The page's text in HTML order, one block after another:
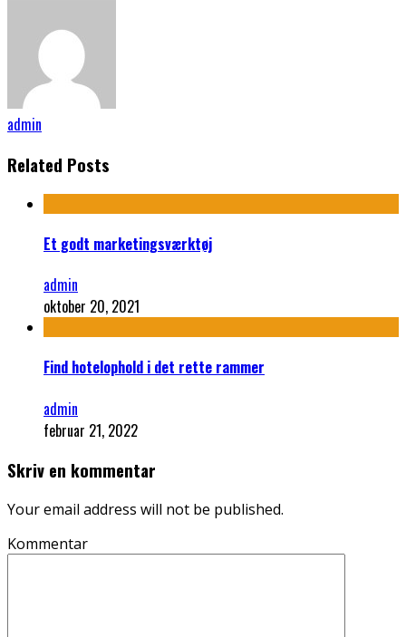
admin
Related Posts
Et godt marketingsværktøj
admin
oktober 20, 2021
Find hotelophold i det rette rammer
admin
februar 21, 2022
Skriv en kommentar
Your email address will not be published.
Kommentar